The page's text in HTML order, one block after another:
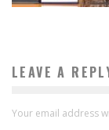
LEAVE A
Your email address